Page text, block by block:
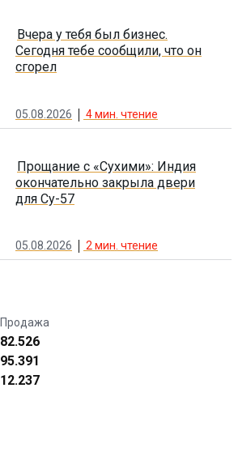
Вчера у тебя был бизнес.
Сегодня тебе сообщили, что он
сгорел
05.08.2026 4мин. чтение
Прощание с «Сухими»: Индия
окончательно закрыла двери
для Су-57
05.08.2026 2мин. чтение
Продажа
82.526
95.391
12.237